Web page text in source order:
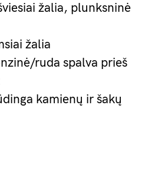
žalia, plunksninė
žalia
ruda spalva prieš
kamienų ir šakų